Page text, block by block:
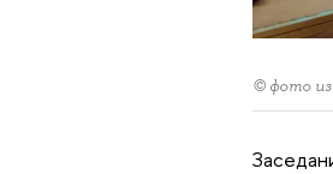
© фото из